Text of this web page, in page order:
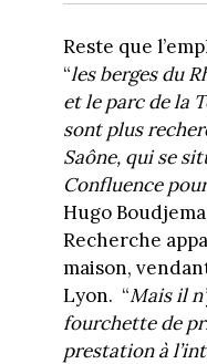
Reste que
“les berges du
et le parc de la
sont plus
Saône, qui se
Confluence
Hugo
Recherche
maison,
Lyon. “Mais il
fourchette de
prestation à